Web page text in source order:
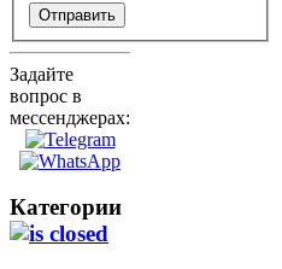
Отправить
Задайте
вопрос в
мессенджерах:
Категории